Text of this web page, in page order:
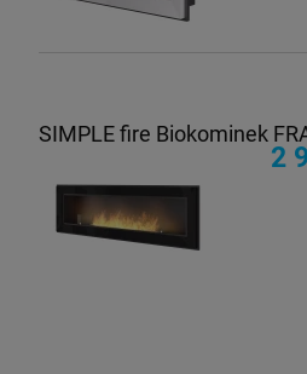
SIMPLE fire Biokominek
2